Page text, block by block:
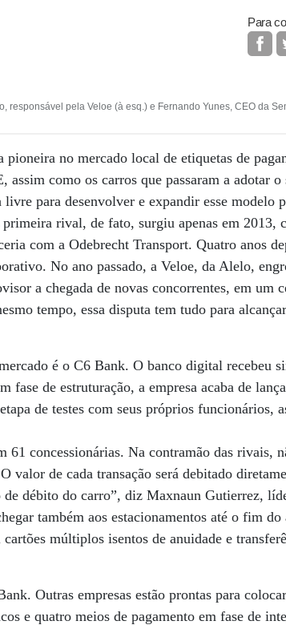
Para
responsável pela Veloe (à esq.) e Fernando Yunes, CEO da
no mercado local de etiquetas de
assim como os carros que passaram a adotar o
livre para desenvolver e expandir esse modelo
rival, de fato, surgiu apenas em 2013,
com a Odebrecht Transport. Quatro anos
No ano passado, a Veloe, da Alelo,
a chegada de novas concorrentes, em um
tempo, essa disputa tem tudo para
é o C6 Bank. O banco digital recebeu
fase de estruturação, a empresa acaba de
de testes com seus próprios funcionários,
61 concessionárias. Na contramão das rivais,
valor de cada transação será debitado
débito do carro”, diz Maxnaun Gutierrez,
também aos estacionamentos até o fim
múltiplos isentos de anuidade e
Outras empresas estão prontas para
e quatro meios de pagamento em fase de